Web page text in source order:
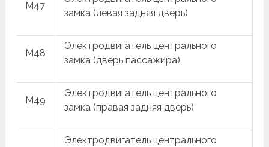
M47
замка (левая задняя дверь)
M48
Электродвигатель центрального
замка (дверь пассажира)
M49
Электродвигатель центрального
замка (правая задняя дверь)
Электродвигатель центрального